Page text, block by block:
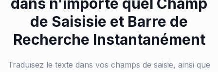
de Saisisie et Barre de
Recherche Instantanément
Traduisez le texte dans vos champs de saisie, ainsi que